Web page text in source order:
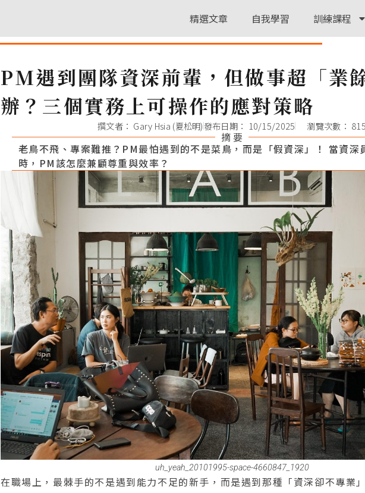
精選文章 自我學習 訓練課程
PM遇到團隊資深前輩，但做事超「業
辦？三個實務上可操作的應對策略
撰文者： Gary Hsia (夏松明)發布日期： 10/15/2025 瀏覽次數： 815
摘 要
老鳥不飛、專案難推？PM最怕遇到的不是菜鳥，而是「假資深」！ 當資深
時，PM該怎麼兼顧尊重與效率？
uh_yeah_20101995-space-4660847_1920
在職場上，最棘手的不是遇到能力不足的新手，而是遇到那種「資深卻不專業